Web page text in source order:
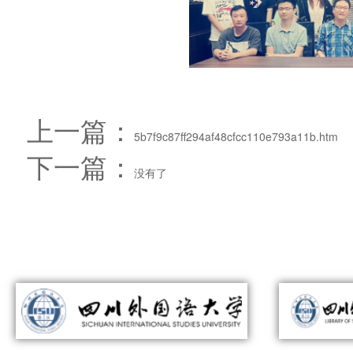
上一篇：5b7f9c87ff294af48cfcc110e793a11b.htm
下一篇：没有了